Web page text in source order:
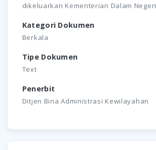
dikeluarkan Kementerian Dalam Negeri
Kategori Dokumen
Berkala
Tipe Dokumen
Text
Penerbit
Ditjen Bina Administrasi Kewilayahan